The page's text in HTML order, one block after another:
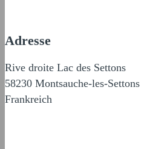
Adresse
Rive droite Lac des Settons
58230 Montsauche-les-Settons
Frankreich